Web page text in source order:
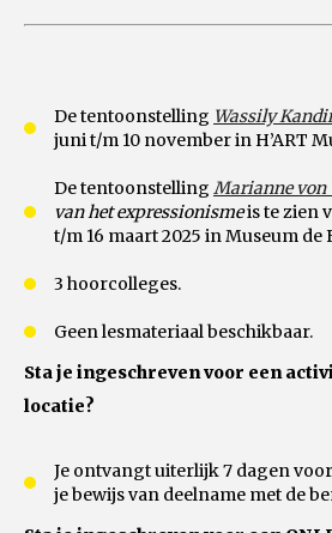
De tentoonstelling Wassily
juni t/m 10 november in H’ART
De tentoonstelling Marianne von
van het expressionismeis te zien
t/m 16 maart 2025 in Museum de
3 hoorcolleges.
Geen lesmateriaal beschikbaar.
Sta je ingeschreven voor een
locatie?
Je ontvangt uiterlijk 7 dagen
je bewijs van deelname met de